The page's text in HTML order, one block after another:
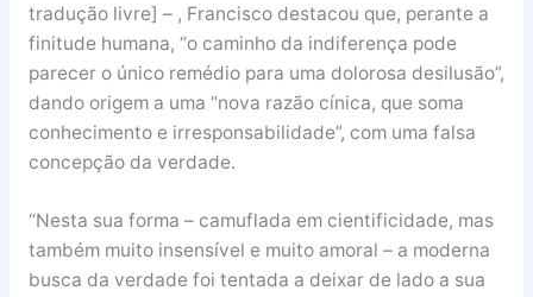
tradução livre] – , Francisco destacou que, perante a
finitude humana, “o caminho da indiferença pode
parecer o único remédio para uma dolorosa desilusão”,
dando origem a uma “nova razão cínica, que soma
conhecimento e irresponsabilidade”, com uma falsa
concepção da verdade.
“Nesta sua forma – camuflada em cientificidade, mas
também muito insensível e muito amoral – a moderna
busca da verdade foi tentada a deixar de lado a sua